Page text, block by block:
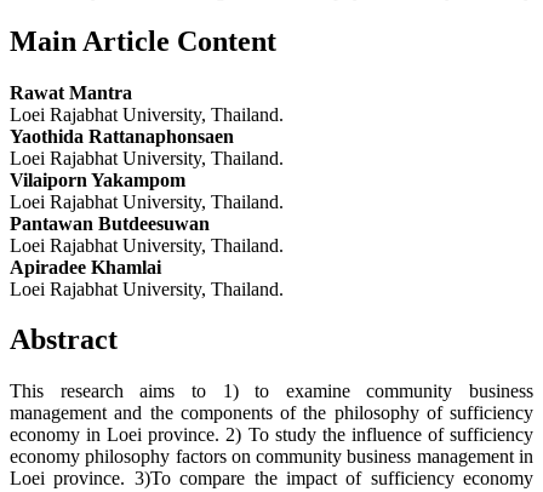
Main Article Content
Rawat Mantra
Loei Rajabhat University, Thailand.
Yaothida Rattanaphonsaen
Loei Rajabhat University, Thailand.
Vilaiporn Yakampom
Loei Rajabhat University, Thailand.
Pantawan Butdeesuwan
Loei Rajabhat University, Thailand.
Apiradee Khamlai
Loei Rajabhat University, Thailand.
Abstract
This research aims to 1) to examine community business
management and the components of the philosophy of sufficiency
economy in Loei province. 2) To study the influence of sufficiency
economy philosophy factors on community business management in
Loei province. 3)To compare the impact of sufficiency economy